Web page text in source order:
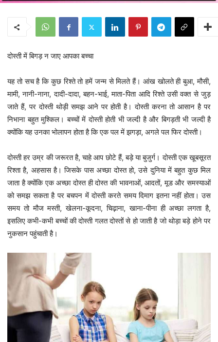
दोस्ती में बिगड़ न जाए आपका बच्चा
यह तो सच है कि कुछ रिश्ते तो हमें जन्म से मिलते हैं। आंख खोलते ही बुआ, मौसी,
मामी, नानी-नाना, दादी-दादा, बहन-भाई, माता-पिता आदि रिश्ते उसी वक्त से जुड़
जाते हैं, पर दोस्ती थोड़ी समझ आने पर होती है। दोस्ती करना तो आसान है पर
निभाना बहुत मुश्किल। बच्चों में दोस्ती होती भी जल्दी है और बिगड़ती भी जल्दी है
क्योंकि यह उनका भोलापन होता है कि एक पल में झगड़ा, अगले पल फिर दोस्ती।
दोस्ती हर उम्र की जरूरत है, चाहे आप छोटे हैं, बड़े या बुजुर्ग। दोस्ती एक खूबसूरत
रिश्ता है, अहसास है। जिसके पास अच्छा दोस्त हो, उसे दुनिया में बहुत कुछ मिल
जाता है क्योंकि एक अच्छा दोस्त ही दोस्त की भावनाओं, आदतों, मूड और समस्याओं
को समझ सकता है पर बचपन में दोस्ती करते समय दिमाग इतना नहीं होता। उस
समय तो मौज मस्ती, खेलना-कूदना, चिढ़ाना, खाना-पीना ही अच्छा लगता है,
इसलिए कभी-कभी बच्चों की दोस्ती गलत दोस्तों से हो जाती है जो थोड़ा बड़े होने पर
नुकसान पहुंचाती है।